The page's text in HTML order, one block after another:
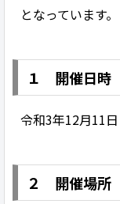
となっています。
１ 開催日時
令和3年12月11
２ 開催場所